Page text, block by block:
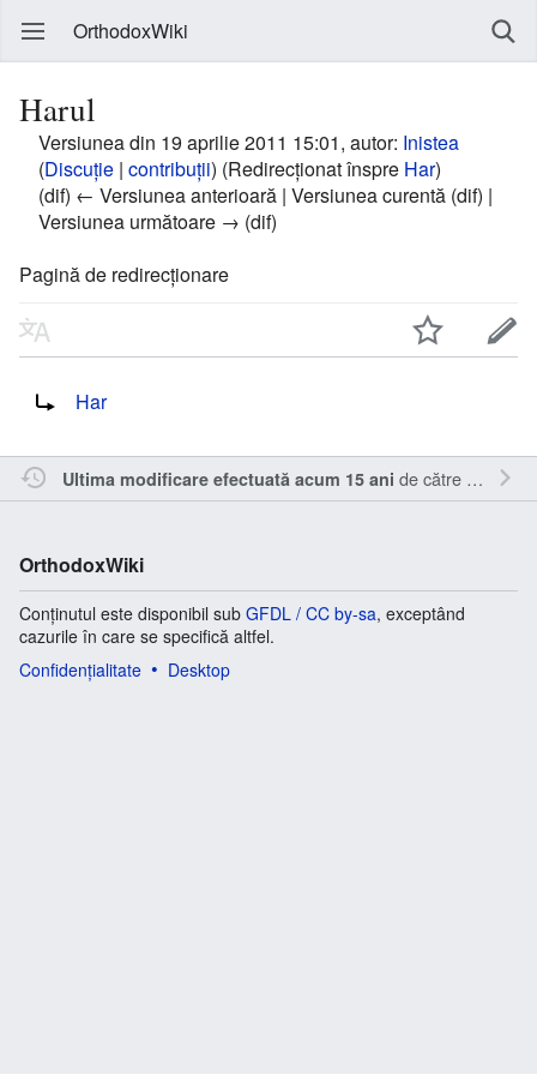
OrthodoxWiki
Harul
Versiunea din 19 aprilie 2011 15:01, autor: Inistea
(Discuție | contribuții) (Redirecţionat înspre Har)
(dif) ← Versiunea anterioară | Versiunea curentă (dif) |
Versiunea următoare → (dif)
Pagină de redirecționare
Har
Ultima modificare efectuată acum 15 ani de către Inistea
OrthodoxWiki
Conținutul este disponibil sub GFDL / CC by-sa, exceptând
cazurile în care se specifică altfel.
Confidențialitate
Desktop